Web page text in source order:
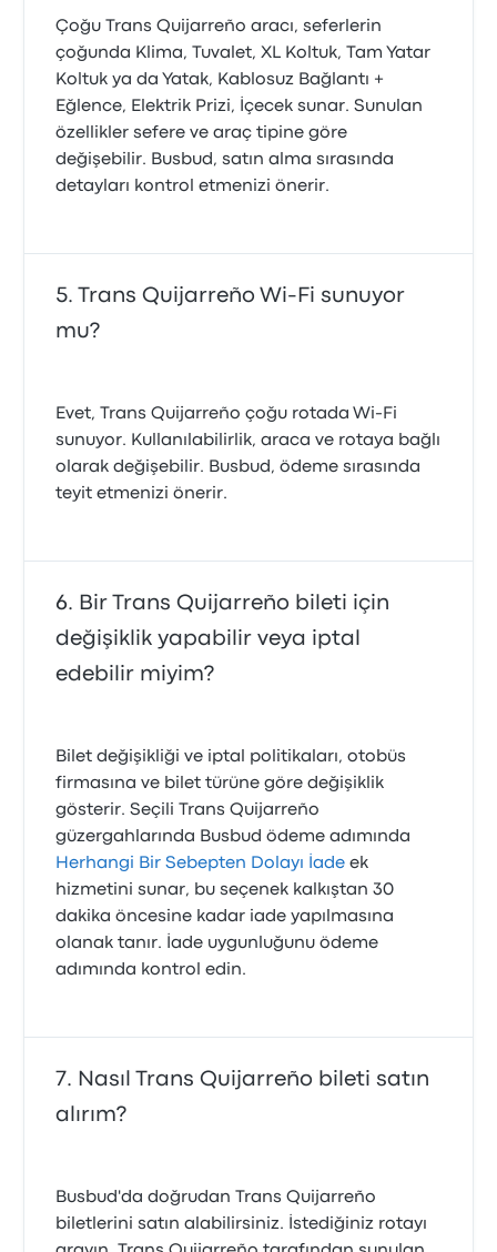
Çoğu Trans Quijarreño aracı, seferlerin
çoğunda Klima, Tuvalet, XL Koltuk, Tam Yatar
Koltuk ya da Yatak, Kablosuz Bağlantı +
Eğlence, Elektrik Prizi, İçecek sunar. Sunulan
özellikler sefere ve araç tipine göre
değişebilir. Busbud, satın alma sırasında
detayları kontrol etmenizi önerir.
Trans Quijarreño Wi-Fi sunuyor
mu?
Evet, Trans Quijarreño çoğu rotada Wi‑Fi
sunuyor. Kullanılabilirlik, araca ve rotaya bağlı
olarak değişebilir. Busbud, ödeme sırasında
teyit etmenizi önerir.
Bir Trans Quijarreño bileti için
değişiklik yapabilir veya iptal
edebilir miyim?
Bilet değişikliği ve iptal politikaları, otobüs
firmasına ve bilet türüne göre değişiklik
gösterir. Seçili Trans Quijarreño
güzergahlarında Busbud ödeme adımında
Herhangi Bir Sebepten Dolayı İade ek
hizmetini sunar, bu seçenek kalkıştan 30
dakika öncesine kadar iade yapılmasına
olanak tanır. İade uygunluğunu ödeme
adımında kontrol edin.
Nasıl Trans Quijarreño bileti satın
alırım?
Busbud'da doğrudan Trans Quijarreño
biletlerini satın alabilirsiniz. İstediğiniz rotayı